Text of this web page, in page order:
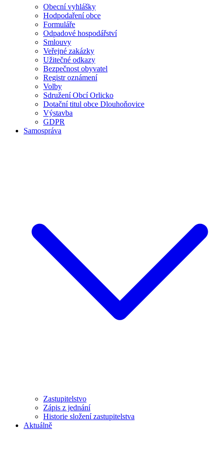
Obecní vyhlášky
Hodpodaření obce
Formuláře
Odpadové hospodářství
Smlouvy
Veřejné zakázky
Užitečné odkazy
Bezpečnost obyvatel
Registr oznámení
Volby
Sdružení Obcí Orlicko
Dotační titul obce Dlouhoňovice
Výstavba
GDPR
Samospráva
Zastupitelstvo
Zápis z jednání
Historie složení zastupitelstva
Aktuálně